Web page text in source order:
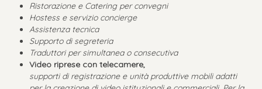
Ristorazione e Catering per convegni
Hostess e servizio concierge
Assistenza tecnica
Supporto di segreteria
Traduttori per simultanea o consecutiva
Video riprese con telecamere,
supporti di registrazione e unità produttive mobili adatti